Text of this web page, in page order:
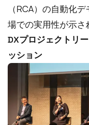
（RCA）の自動化
場での実用性が示さ
DXプロジェクトリ
ッション